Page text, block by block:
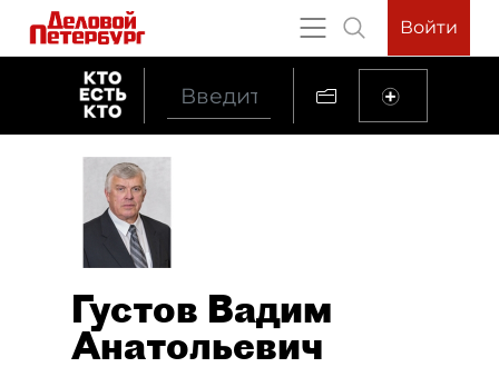
Войти
Густов Вадим
Анатольевич